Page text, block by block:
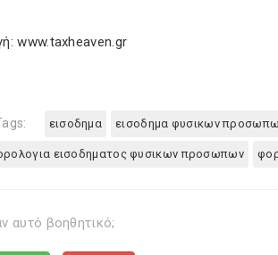
www.taxheaven.gr
εισοδημα εισοδημα φυσικων
εισοδηματος φυσικων προσωπων
αυτό βοηθητικό;